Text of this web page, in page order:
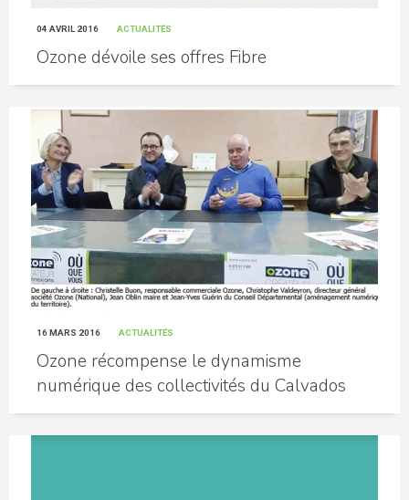
04 AVRIL 2016 ACTUALITÉS
Ozone dévoile ses offres Fibre
16 MARS 2016 ACTUALITÉS
Ozone récompense le dynamisme
numérique des collectivités du Calvados